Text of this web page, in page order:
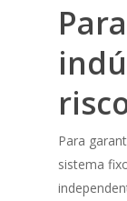
Para
sistema